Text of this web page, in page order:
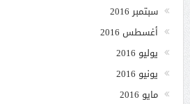
سبتمبر 2016
أغسطس 2016
يوليو 2016
يونيو 2016
مايو 2016